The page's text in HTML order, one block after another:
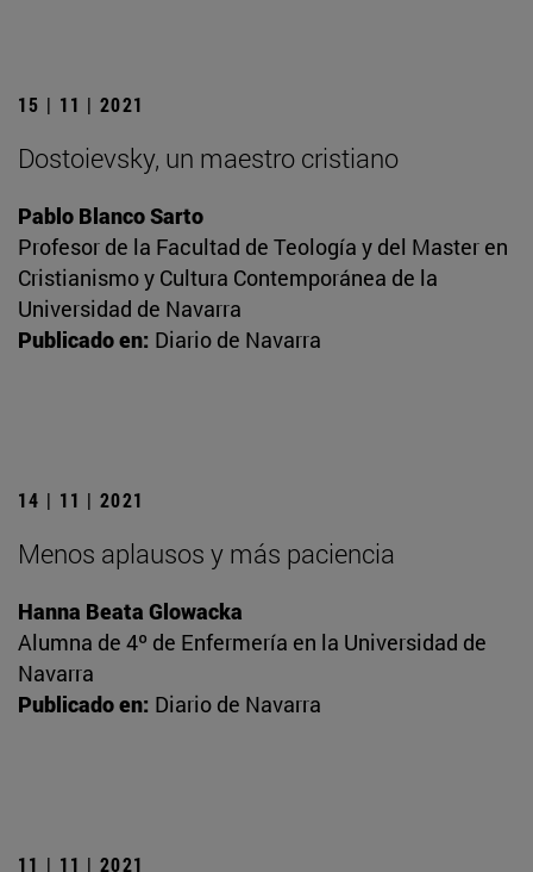
15 | 11 | 2021
Dostoievsky, un maestro cristiano
Pablo Blanco Sarto
Profesor de la Facultad de Teología y del Master en
Cristianismo y Cultura Contemporánea de la
Universidad de Navarra
Publicado en: Diario de Navarra
14 | 11 | 2021
Menos aplausos y más paciencia
Hanna Beata Glowacka
Alumna de 4º de Enfermería en la Universidad de
Navarra
Publicado en: Diario de Navarra
11 | 11 | 2021